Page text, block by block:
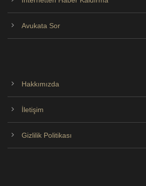
Avukata Sor
Hakkımızda
İletişim
Gizlilik Politikası